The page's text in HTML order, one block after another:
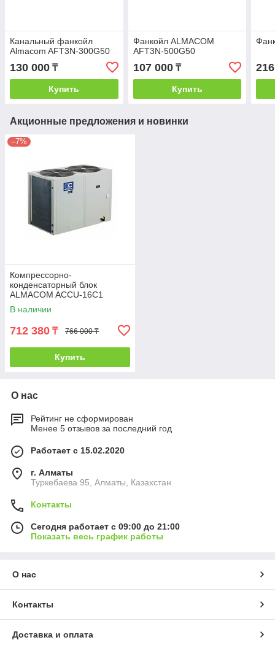
Канальный фанкойл
Almacom AFT3N-300G50
130 000 ₸
Купить
Фанкойл ALMACOM
AFT3N-500G50
107 000₸
Купить
Акционные предложения и новинки
–7%
Компрессорно-
конденсаторный блок
ALMACOM ACCU-16C1
В наличии
712 380 ₸ 766 000 ₸
Купить
О нас
Рейтинг не сформирован
Менее 5 отзывов за последний год
Работает с 15.02.2020
г. Алматы
Туркебаева 95, Алматы, Казахстан
Контакты
Сегодня работает с 09:00 до 21:00
Показать весь график работы
О нас
Контакты
Доставка и оплата